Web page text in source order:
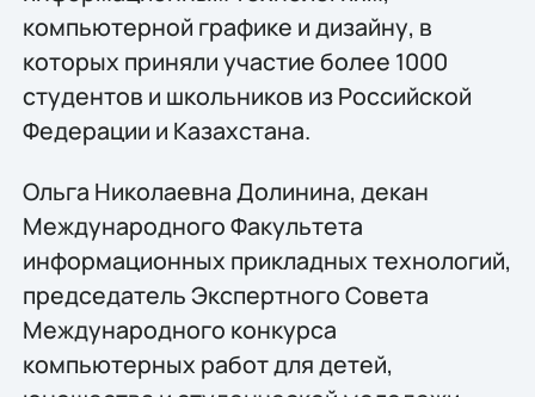
компьютерной графике и дизайну, в
которых приняли участие более 1000
студентов и школьников из Российской
Федерации и Казахстана.
Ольга Николаевна Долинина, декан
Международного Факультета
информационных прикладных технологий,
председатель Экспертного Совета
Международного конкурса
компьютерных работ для детей,